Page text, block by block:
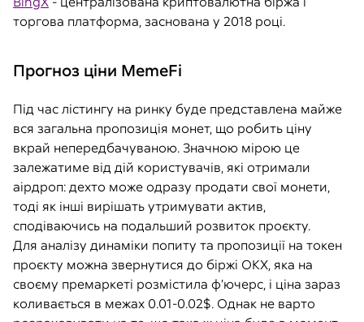
торгова платформа, заснована у 2018 році.
Прогноз ціни MemeFi
Під час лістингу на ринку буде представлена майже
вся загальна пропозиція монет, що робить ціну
вкрай непередбачуваною. Значною мірою це
залежатиме від дій користувачів, які отримали
аірдроп: дехто може одразу продати свої монети,
тоді як інші вирішать утримувати актив,
сподіваючись на подальший розвиток проєкту.
Для аналізу динаміки попиту та пропозиції на токен
проєкту можна звернутися до біржі OKX, яка на
своєму премаркеті розмістила ф’ючерс, і ціна зараз
коливається в межах 0.01-0.02$. Однак не варто